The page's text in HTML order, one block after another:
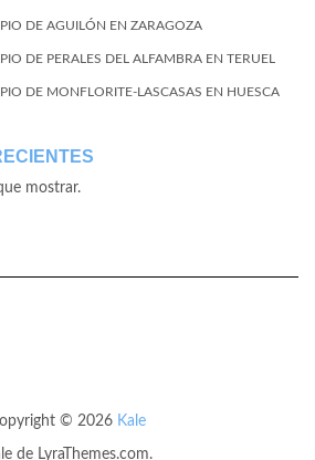
DE AGUILÓN EN ZARAGOZA
DE PERALES DEL ALFAMBRA EN TERUEL
DE MONFLORITE-LASCASAS EN HUESCA
mostrar.
© 2026 Kale
de LyraThemes.com.